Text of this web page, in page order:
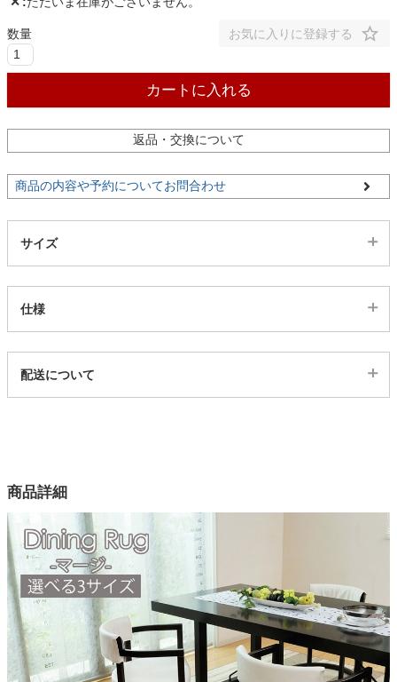
お気に入りに登録する
カートに入れる
返品・交換について
商品の内容や予約についてお問合わせ
サイズ
仕様
12100834
幅240×奥行330(cm)
カラー
2色
組成
ポリプロピレン100％
目付
450g/m2
配送について
商品詳細